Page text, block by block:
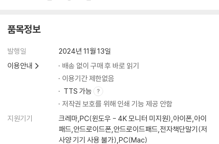
품목정보
발행일
2024년 11월 13일
이용안내
배송 없이 구매 후 바로 읽기
이용기간 제한없음
TTS 가능
저작권 보호를 위해 인쇄 기능 제공 안함
지원기기
크레마,PC(윈도우 - 4K 모니터 미지원),아이폰,아이
패드,안드로이드폰,안드로이드패드,전자책단말기(저
사양 기기 사용 불가),PC(Mac)